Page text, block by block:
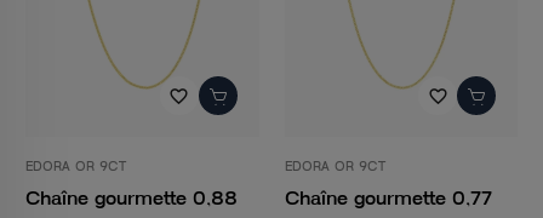
favorite_border
EDORA OR 9CT
Chaîne gourmette 0,88
favorite_border
EDORA OR 9CT
Chaîne gourmette 0,77